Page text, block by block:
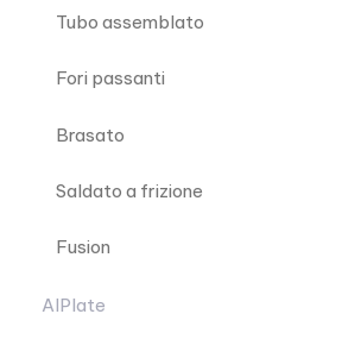
Tubo assemblato
Fori passanti
Brasato
Saldato a frizione
Fusion
AlPlate